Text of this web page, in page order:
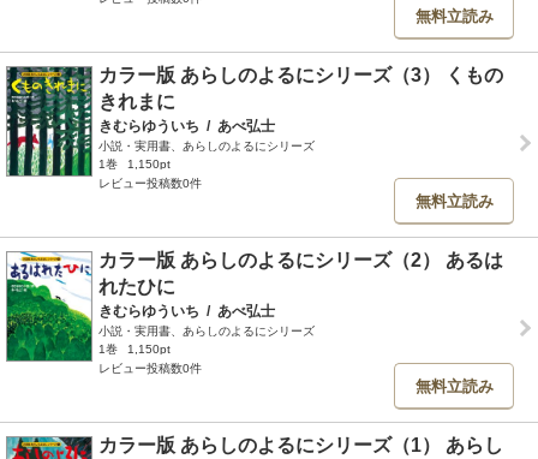
無料立読み
カラー版 あらしのよるにシリーズ（3） くもの
きれまに
きむらゆういち / あべ弘士
小説・実用書、あらしのよるにシリーズ
1巻
1,150pt
レビュー投稿数0件
無料立読み
カラー版 あらしのよるにシリーズ（2） あるは
れたひに
きむらゆういち / あべ弘士
小説・実用書、あらしのよるにシリーズ
1巻
1,150pt
レビュー投稿数0件
無料立読み
カラー版 あらしのよるにシリーズ（1） あらし